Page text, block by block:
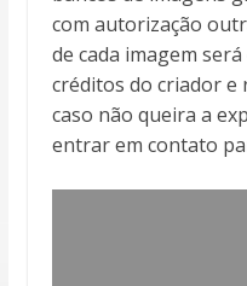
com autorização
de cada imagem
créditos do criador e
caso não queira a
entrar em contato